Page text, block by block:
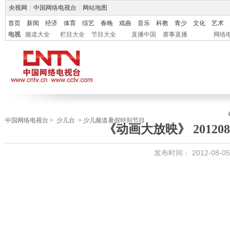
央视网 中国网络电视台 网站地图
首页 新闻 经济 体育 综艺 春晚 戏曲 音乐 科教 青少 文化
艺术
电视
频道大全 栏目大全 节目大全 直播中国 赛事直播 网络
中国网络电视台 > 少儿台 > 少儿频道暑假特别节目
《动画大放映》
发布时间： 2012-08-